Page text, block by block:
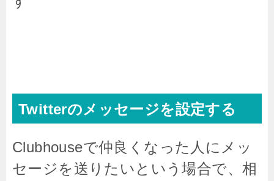
Twitterのメッセージを設定する
Clubhouseで仲良くなった人にメッ
セージを送りたいという場合で、 相